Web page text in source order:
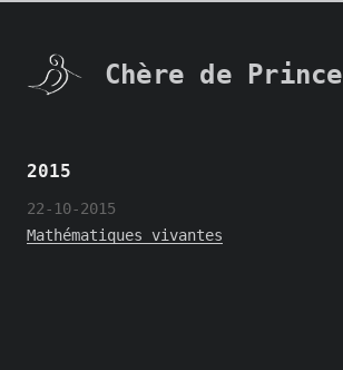
Chère de Prince
2015
22-10-2015
Mathématiques vivantes